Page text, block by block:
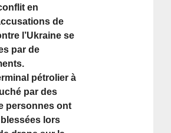
en
de
l’Ukraine se
par de
pétrolier à
par des
personnes ont
lors